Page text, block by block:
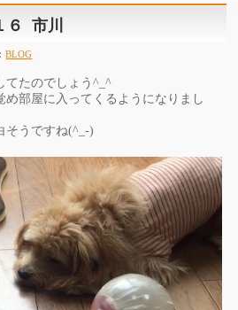
６ 市川
BLOG
てたのでしょう^_^
め部屋に入ってくるようになりまし
そうですね(^_-)